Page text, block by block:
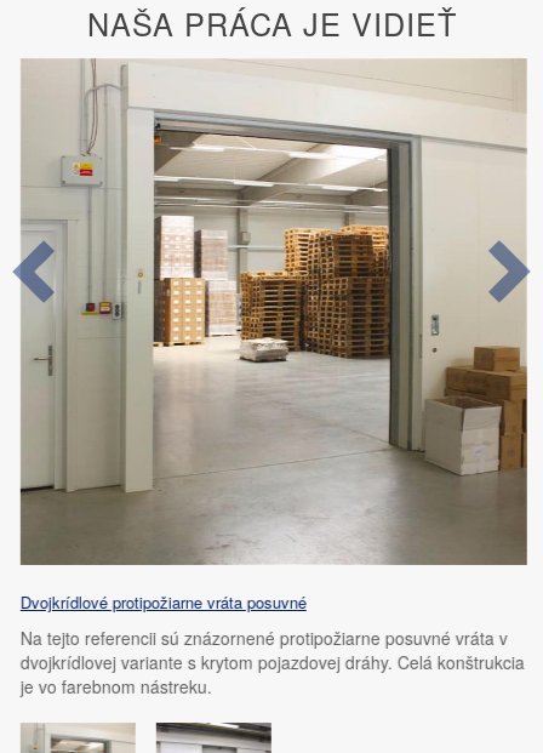
NAŠA PRÁCA JE VIDIEŤ
Dvojkrídlové protipožiarne vráta posuvné
Na tejto referencii sú znázornené protipožiarne posuvné vráta v
dvojkrídlovej variante s krytom pojazdovej dráhy. Celá konštrukcia
je vo farebnom nástreku.